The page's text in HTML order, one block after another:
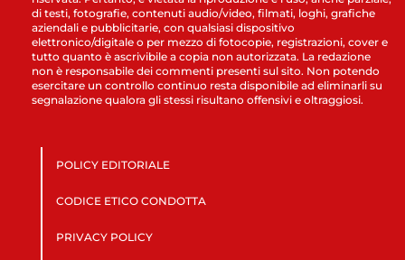
di testi, fotografie, contenuti audio/video, filmati, loghi, grafiche
aziendali e pubblicitarie, con qualsiasi dispositivo
elettronico/digitale o per mezzo di fotocopie, registrazioni, cover e
tutto quanto è ascrivibile a copia non autorizzata. La redazione
non è responsabile dei commenti presenti sul sito. Non potendo
esercitare un controllo continuo resta disponibile ad eliminarli su
segnalazione qualora gli stessi risultano offensivi e oltraggiosi.
POLICY EDITORIALE
CODICE ETICO CONDOTTA
PRIVACY POLICY